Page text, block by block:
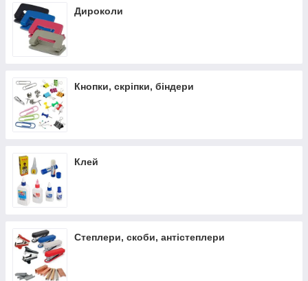
Дироколи
Кнопки, скріпки, біндери
Клей
Степлери, скоби, антістеплери